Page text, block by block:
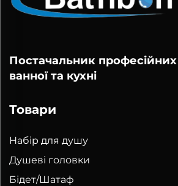
Постачальник професійних
ванної та кухні
Товари
Набір для душу
Душеві головки
Бідет/Шатаф